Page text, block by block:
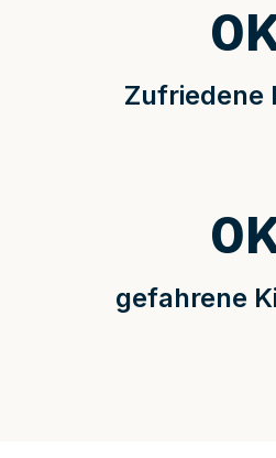
Zufriedene
0
gefahrene
0